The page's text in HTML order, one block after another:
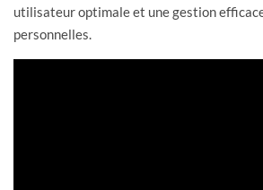
utilisateur optimale et une gestion
personnelles.